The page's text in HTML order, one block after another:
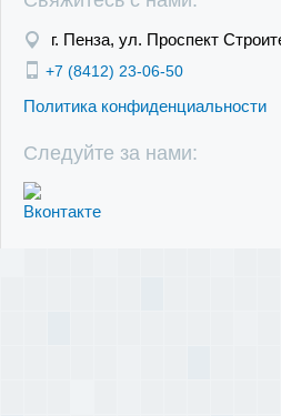
г. Пенза, ул. Проспект
+7 (8412) 23-06-50
Политика конфиденциальности
Следуйте за нами: